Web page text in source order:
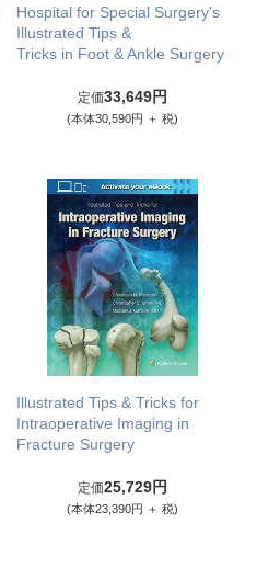
Hospital for Special Surgery's
Illustrated Tips &
Tricks in Foot & Ankle Surgery
定価33,649円
(本体30,590円 ＋ 税)
Illustrated Tips & Tricks for
Intraoperative Imaging in
Fracture Surgery
定価25,729円
(本体23,390円 ＋ 税)